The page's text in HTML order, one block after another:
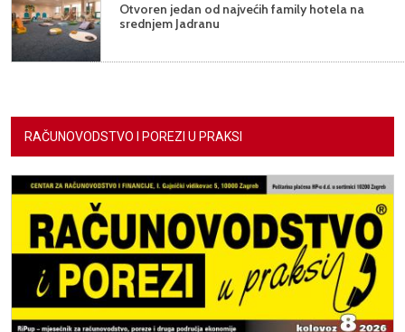
Otvoren jedan od najvećih family hotela na
srednjem Jadranu
RAČUNOVODSTVO I POREZI U PRAKSI